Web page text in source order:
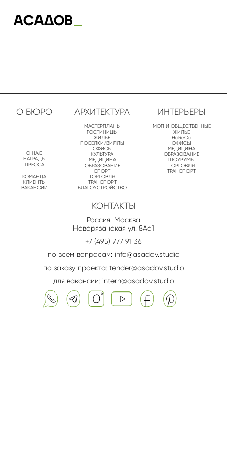
О БЮРО
О НАС
НАГРАДЫ
ПРЕССА
КОМАНДА
КЛИЕНТЫ
ВАКАНСИИ
АРХИТЕКТУРА
МАСТЕРПЛАНЫ
ГОСТИНИЦЫ
ЖИЛЬЕ
ПОСЕЛКИ/ВИЛЛЫ
ОФИСЫ
КУЛЬТУРА
МЕДИЦИНА
ОБРАЗОВАНИЕ
СПОРТ
ТОРГОВЛЯ
ТРАНСПОРТ
БЛАГОУСТРОЙСТВО
ИНТЕРЬЕРЫ
МОП И ОБЩЕСТВЕННЫЕ
ЖИЛЬЕ
HoReCa
ОФИСЫ
МЕДИЦИНА
ОБРАЗОВАНИЕ
ШОУРУМЫ
ТОРГОВЛЯ
ТРАНСПОРТ
КОНТАКТЫ
Россия, Москва
Новорязанская ул. 8Aс1
+7 (495) 777 91 36
по всем вопросам: info@asadov.studio
по заказу проекта: tender@asadov.studio
для вакансий: intern@asadov.studio